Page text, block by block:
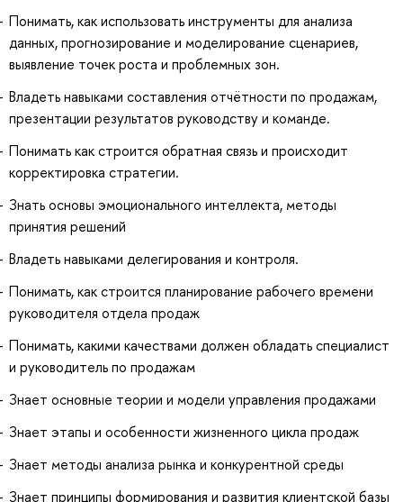
Понимать, как использовать инструменты для анализа
данных, прогнозирование и моделирование сценариев,
выявление точек роста и проблемных зон.
Владеть навыками составления отчётности по продажам,
презентации результатов руководству и команде.
Понимать как строится обратная связь и происходит
корректировка стратегии.
Знать основы эмоционального интеллекта, методы
принятия решений
Владеть навыками делегирования и контроля.
Понимать, как строится планирование рабочего времени
руководителя отдела продаж
Понимать, какими качествами должен обладать специалист
и руководитель по продажам
Знает основные теории и модели управления продажами
Знает этапы и особенности жизненного цикла продаж
Знает методы анализа рынка и конкурентной среды
Знает принципы формирования и развития клиентской базы